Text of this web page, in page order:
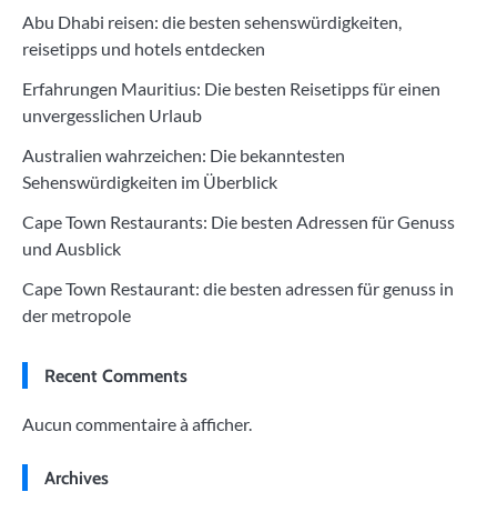
Abu Dhabi reisen: die besten sehenswürdigkeiten,
reisetipps und hotels entdecken
Erfahrungen Mauritius: Die besten Reisetipps für einen
unvergesslichen Urlaub
Australien wahrzeichen: Die bekanntesten
Sehenswürdigkeiten im Überblick
Cape Town Restaurants: Die besten Adressen für Genuss
und Ausblick
Cape Town Restaurant: die besten adressen für genuss in
der metropole
Recent Comments
Aucun commentaire à afficher.
Archives